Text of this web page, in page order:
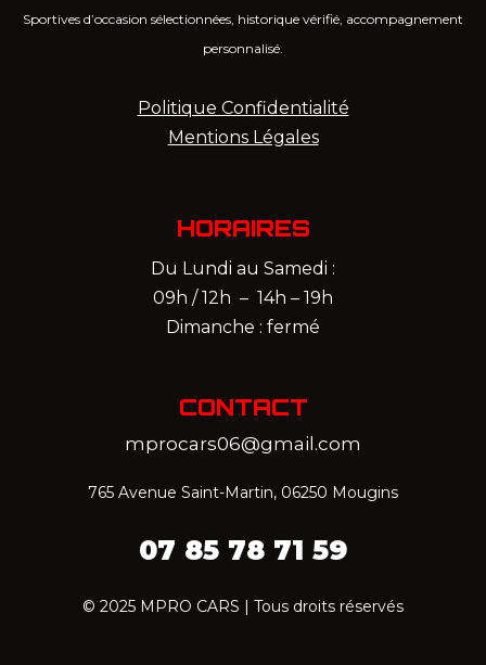
Sportives d’occasion sélectionnées, historique vérifié, accompagnement
personnalisé.
Politique Confidentialité
Mentions Légales
HORAIRES
Du Lundi au Samedi :
09h / 12h – 14h – 19h
Dimanche : fermé
CONTACT
mprocars06@gmail.com
765 Avenue Saint-Martin, 06250 Mougins
07 85 78 71 59‬
© 2025 MPRO CARS | Tous droits réservés